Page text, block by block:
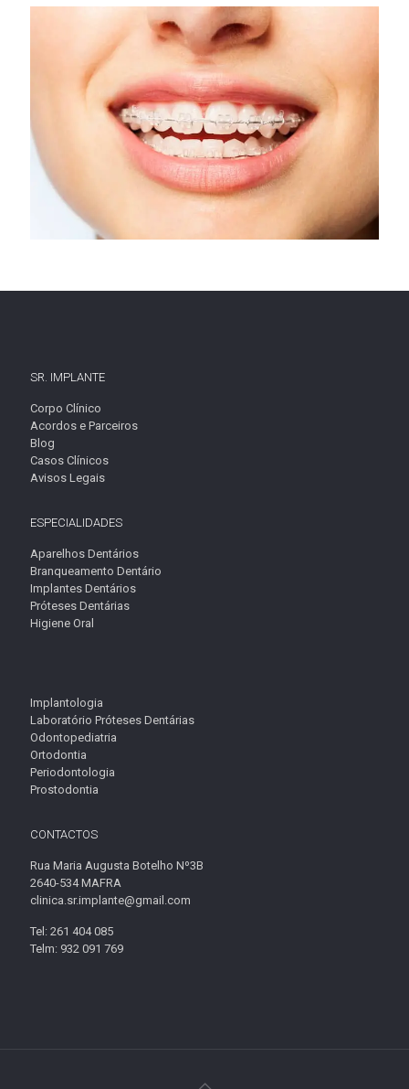
SR. IMPLANTE
Corpo Clínico
Acordos e Parceiros
Blog
Casos Clínicos
Avisos Legais
ESPECIALIDADES
Aparelhos Dentários
Branqueamento Dentário
Implantes Dentários
Próteses Dentárias
Higiene Oral
Implantologia
Laboratório Próteses Dentárias
Odontopediatria
Ortodontia
Periodontologia
Prostodontia
CONTACTOS
Rua Maria Augusta Botelho Nº3B
2640-534 MAFRA
clinica.sr.implante@gmail.com
Tel: 261 404 085
Telm: 932 091 769